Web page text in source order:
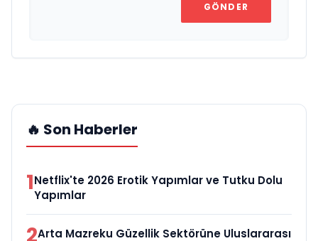
GÖNDER
🔥 Son Haberler
1Netflix'te 2026 Erotik Yapımlar ve Tutku Dolu
Yapımlar
Arta Mazreku Güzellik Sektörüne Uluslararası